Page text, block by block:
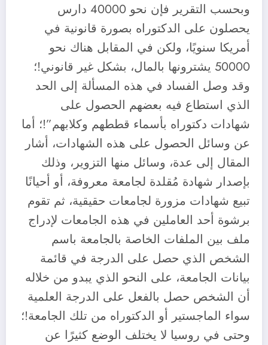
وبحسب التقرير فإن نحو 40000 دارس
يحصلون على الدكتوراه بصورة قانونية في
أمريكا سنويًا، ولكن في المقابل هناك نحو
50000 يشترونها بالمال، بشكل غير قانوني!؛
وقد وصل الفساد في هذه المسألة إلى الحد
الذي استطاع فيه بعضهم الحصول على
شهادات دكتوراه بأسماء قططهم وكلابهم”!؛ أما
عن وسائل الحصول على هذه الشهادات، أشار
المقال إلى عدة، وسائل منها التزوير، وذلك
بإصدار شهادة مُقلدة لجامعة معروفة، أو أحيانًا
تبيع شهادات مزورة لجامعات حقيقية، ثم تقوم
برشوة أحد العاملين في هذه الجامعات لإدراج
ملف بين الملفات الخاصة بالجامعة باسم
الشخص الذي حصل على الدرجة في قائمة
بيانات الجامعة، على النحو الذي يبدو من خلاله
أن الشخص حصل بالفعل على الدرجة العلمية
سواء الماجستير أو الدكتوراه من تلك الجامعة!؛
وحتى في روسيا لا يختلف الوضع كثيرًا عن